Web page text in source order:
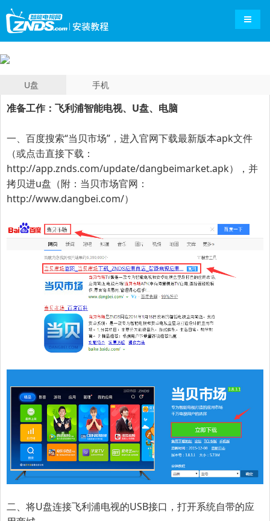
导航
U盘 手机
准备工作：飞利浦智能电视、U盘、电脑
一、百度搜索“当贝市场”，进入官网下载最新版本apk文件
（或点击直接下载：
http://app.znds.com/update/dangbeimarket.apk），并
拷贝进u盘（附：当贝市场官网：
http://www.dangbei.com/）
二、将U盘连接飞利浦电视的USB接口，打开系统自带的应